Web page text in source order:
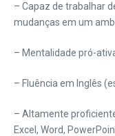
– Capaz de trabalhar
mudanças em um
– Mentalidade pró-
– Fluência em Inglês
– Altamente
Excel, Word,